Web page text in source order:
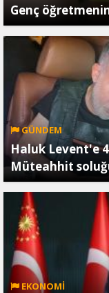
Genç
GÜNDEM
Haluk Levent'e
Müteahhit
EKONOMİ